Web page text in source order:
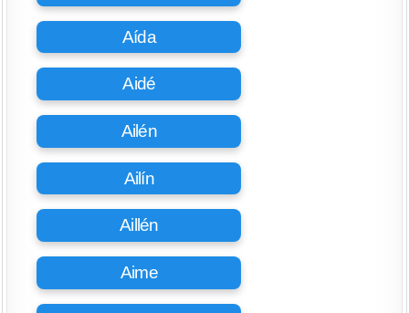
Aída
Aidé
Ailén
Ailín
Aillén
Aime